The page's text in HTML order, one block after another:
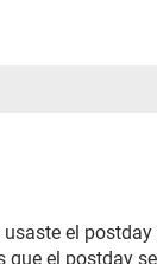
el
el postday